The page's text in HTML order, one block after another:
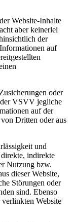
Website-Inhalte
aber keinerlei
der
auf
oder
der VSVV jegliche
auf der
Dritten oder aus
und
indirekte
Nutzung bzw.
dieser Website,
Störungen oder
sind. Ebenso
Website